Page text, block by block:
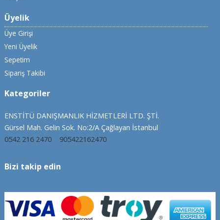
Üyelik
Üye Girişi
Yeni Üyelik
Sepetim
Sipariş Takibi
Kategoriler
ENSTİTÜ DANIŞMANLIK HİZMETLERİ LTD. ŞTİ.
Gürsel Mah. Gelin Sok. No:2/A Çağlayan İstanbul
0542 216 2470
905422162470
Bizi takip edin